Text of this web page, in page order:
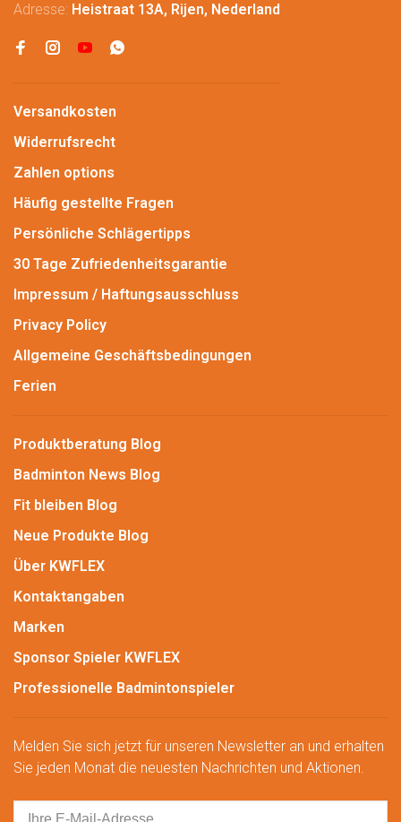
Adresse: Heistraat 13A, Rijen, Nederland
Versandkosten
Widerrufsrecht
Zahlen options
Häufig gestellte Fragen
Persönliche Schlägertipps
30 Tage Zufriedenheitsgarantie
Impressum / Haftungsausschluss
Privacy Policy
Allgemeine Geschäftsbedingungen
Ferien
Produktberatung Blog
Badminton News Blog
Fit bleiben Blog
Neue Produkte Blog
Über KWFLEX
Kontaktangaben
Marken
Sponsor Spieler KWFLEX
Professionelle Badmintonspieler
Melden Sie sich jetzt für unseren Newsletter an und erhalten
Sie jeden Monat die neuesten Nachrichten und Aktionen.